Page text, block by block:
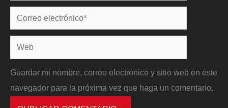
Correo
electrónico*
Web
Guardar mi nombre, correo electrónico y sitio web en este
navegador para la próxima vez que haga un comentario.